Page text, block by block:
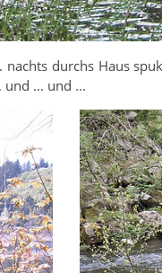
durchs Haus
... und ...